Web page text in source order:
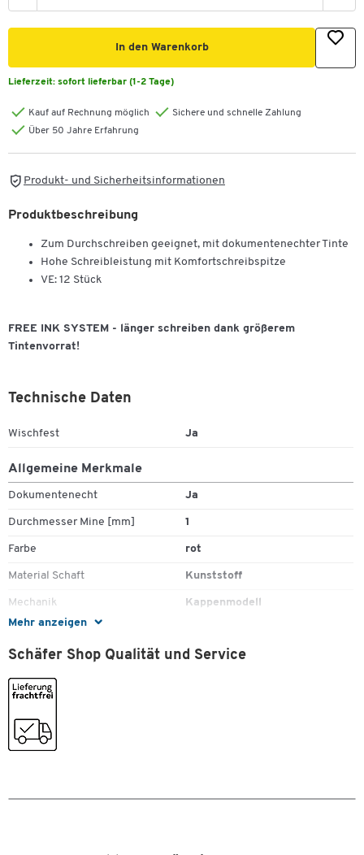
In den Warenkorb
Lieferzeit: sofort lieferbar (1-2 Tage)
Kauf auf Rechnung möglich
Sichere und schnelle Zahlung
Über 50 Jahre Erfahrung
Produkt- und Sicherheitsinformationen
Produktbeschreibung
Zum Durchschreiben geeignet, mit dokumentenechter Tinte
Hohe Schreibleistung mit Komfortschreibspitze
VE: 12 Stück
FREE INK SYSTEM - länger schreiben dank größerem
Tintenvorrat!
Mehr anzeigen
Technische Daten
Wischfest Ja
Allgemeine Merkmale
Dokumentenecht Ja
Durchmesser Mine [mm] 1
Farbe rot
Material Schaft Kunststoff
Mechanik Kappenmodell
Minentyp
Nachfüllbar Nein
Radierbar
Schnell trocknend
Schäfer Shop Qualität und Service